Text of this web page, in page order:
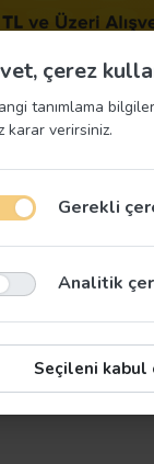
Etiketleri
Uyarı Levhası
çerez
tanımlama
karar verirsiniz.
Gerekli
Analitik
Seçileni kabul